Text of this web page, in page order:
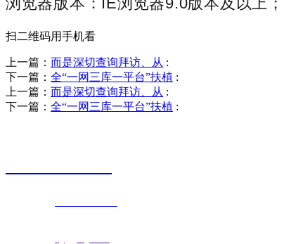
扫二维码用手机看
上一篇： 而是深切查询拜访、从 :
下一篇： 全“一网三库一平台”扶植 :
上一篇： 而是深切查询拜访、从 :
下一篇： 全“一网三库一平台”扶植 :